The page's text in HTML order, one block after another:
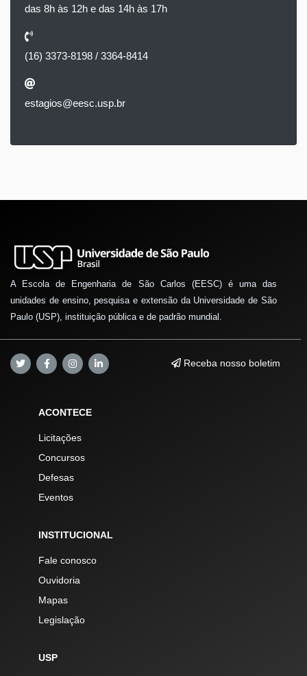
das 8h às 12h e das 14h às 17h
(16) 3373-8198 / 3364-8414
estagios@eesc.usp.br
A Escola de Engenharia de São Carlos (EESC) é uma das
unidades de ensino, pesquisa e extensão da Universidade de São
Paulo (USP), instituição pública e de padrão mundial.
Receba nosso boletim
ACONTECE
Licitações
Concursos
Defesas
Eventos
INSTITUCIONAL
Fale conosco
Ouvidoria
Mapas
Legislação
USP